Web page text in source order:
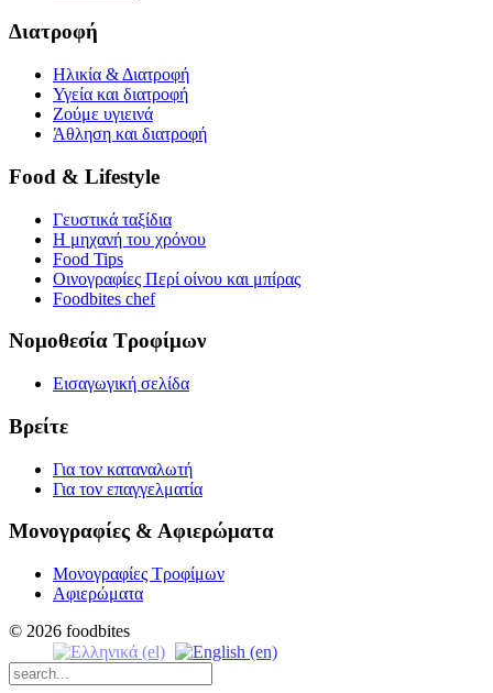
Διατροφή
Ηλικία & Διατροφή
Υγεία και διατροφή
Ζούμε υγιεινά
Άθληση και διατροφή
Food & Lifestyle
Γευστικά ταξίδια
Η μηχανή του χρόνου
Food Tips
Οινογραφίες Περί οίνου και μπίρας
Foodbites chef
Νομοθεσία Τροφίμων
Εισαγωγική σελίδα
Βρείτε
Για τον καταναλωτή
Για τον επαγγελματία
Μονογραφίες & Αφιερώματα
Μονογραφίες Τροφίμων
Αφιερώματα
© 2026 foodbites